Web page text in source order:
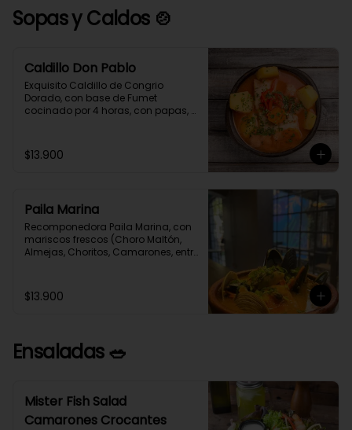
Sopas y Caldos 🍲
Caldillo Don Pablo
Exquisito Caldillo de Congrio
Dorado, con base de Fumet
cocinado por 4 horas, con papas,
gustaba a nuestro gran poeta
Pablo Neruda.
$13.900
Paila Marina
Recomponedora Paila Marina, con
mariscos frescos (Choro Maltón,
Almejas, Choritos, Camarones, entre
$13.900
Ensaladas 🥗
Mister Fish Salad
Camarones Crocantes